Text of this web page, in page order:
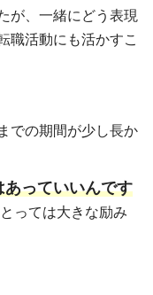
が、一緒にどう表現
職活動にも活かすこ
での期間が少し長か
っていいんです
っては大きな励み